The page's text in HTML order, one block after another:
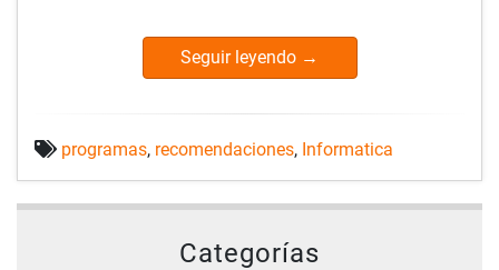
Seguir leyendo →
programas, recomendaciones, Informatica
Categorías